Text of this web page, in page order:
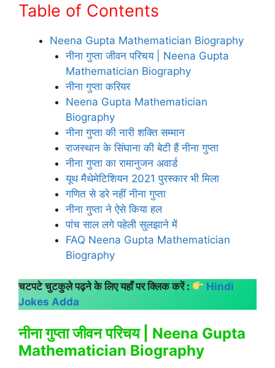
Table of Contents
Neena Gupta Mathematician Biography
नीना गुप्ता जीवन परिचय | Neena Gupta
Mathematician Biography
नीना गुप्ता करियर
Neena Gupta Mathematician
Biography
नीना गुप्ता की नारी शक्ति सम्मान
राजस्थान के सिंघाना की बेटी हैं नीना गुप्ता
नीना गुप्ता का रामानुजन अवार्ड
यूथ मैथेमेटिशियन 2021 पुरस्कार भी मिला
गणित से डरे नहीं नीना गुप्ता
नीना गुप्ता ने ऐसे किया हल
पांच साल लगे पहेली सुलझाने में
FAQ Neena Gupta Mathematician
Biography
चटपटे चुटकुले पढ़ने के लिए यहाँ पर क्लिक करें :
Hindi
Jokes Adda
नीना गुप्ता जीवन परिचय | Neena Gupta
Mathematician Biography